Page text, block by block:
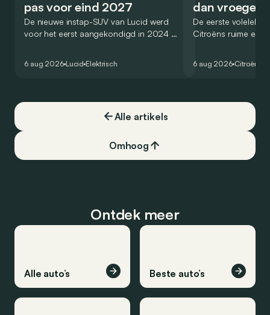
pas voor eind 2027
De nieuwe instap-SUV van Lucid werd
voor het eerst aangekondigd in 2024 en
constructeur vervoegen.
6 aug 2026 Lucid Elektrisch
dan vroeger
De eerste
Citroëns ruime en
dat ook gelukt?
6 aug 2026 Citroën
Alle artikels
Omhoog
Ontdek meer
Alle auto’s Beste auto’s